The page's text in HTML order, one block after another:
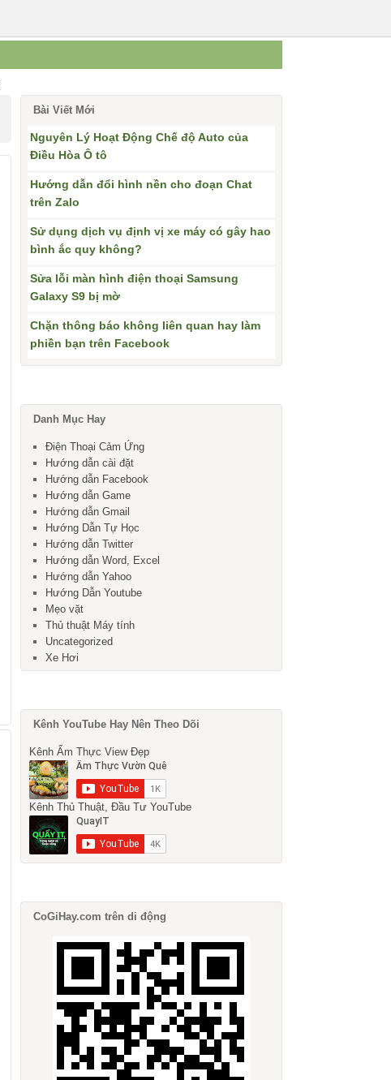
Bài Viết Mới
Nguyên Lý Hoạt Động Chế độ Auto của
Điều Hòa Ô tô
Hướng dẫn đổi hình nền cho đoạn Chat
trên Zalo
Sử dụng dịch vụ định vị xe máy có gây hao
bình ắc quy không?
Sửa lỗi màn hình điện thoại Samsung
Galaxy S9 bị mờ
Chặn thông báo không liên quan hay làm
phiền bạn trên Facebook
Danh Mục Hay
Điện Thoại Cảm Ứng
Hướng dẫn cài đặt
Hướng dẫn Facebook
Hướng dẫn Game
Hướng dẫn Gmail
Hướng Dẫn Tự Học
Hướng dẫn Twitter
Hướng dẫn Word, Excel
Hướng dẫn Yahoo
Hướng Dẫn Youtube
Mẹo vặt
Thủ thuật Máy tính
Uncategorized
Xe Hơi
Kênh YouTube Hay Nên Theo Dõi
Kênh Ẩm Thực View Đẹp
Kênh Thủ Thuật, Đầu Tư YouTube
CoGiHay.com trên di động